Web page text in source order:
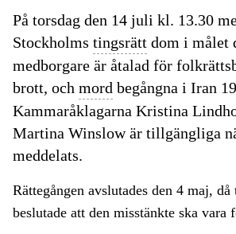
På torsdag den 14 juli kl. 13.30
Stockholms tingsrätt dom i målet
medborgare är åtalad för
brott, och mord begångna i Iran
Kammaråklagarna Kristina
Martina Winslow är tillgängliga
meddelats.
Rättegången avslutades den 4 maj, då
beslutade att den misstänkte ska vara